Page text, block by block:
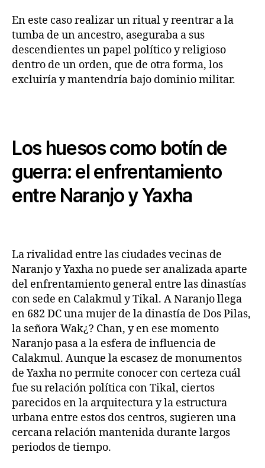
En este caso realizar un ritual y reentrar a la
tumba de un ancestro, aseguraba a sus
descendientes un papel político y religioso
dentro de un orden, que de otra forma, los
excluiría y mantendría bajo dominio militar.
Los huesos como botín de
guerra: el enfrentamiento
entre Naranjo y Yaxha
La rivalidad entre las ciudades vecinas de
Naranjo y Yaxha no puede ser analizada aparte
del enfrentamiento general entre las dinastías
con sede en Calakmul y Tikal. A Naranjo llega
en 682 DC una mujer de la dinastía de Dos Pilas,
la señora Wak¿? Chan, y en ese momento
Naranjo pasa a la esfera de influencia de
Calakmul. Aunque la escasez de monumentos
de Yaxha no permite conocer con certeza cuál
fue su relación política con Tikal, ciertos
parecidos en la arquitectura y la estructura
urbana entre estos dos centros, sugieren una
cercana relación mantenida durante largos
periodos de tiempo.